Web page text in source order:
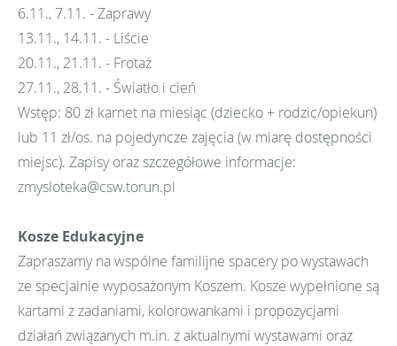
6.11., 7.11. - Zaprawy
13.11., 14.11. - Liście
20.11., 21.11. - Frotaż
27.11., 28.11. - Światło i cień
Wstęp: 80 zł karnet na miesiąc (dziecko + rodzic/opiekun)
lub 11 zł/os. na pojedyncze zajęcia (w miarę dostępności
miejsc). Zapisy oraz szczegółowe informacje:
zmysloteka@csw.torun.pl
Kosze Edukacyjne
Zapraszamy na wspólne familijne spacery po wystawach
ze specjalnie wyposażonym Koszem. Kosze wypełnione są
kartami z zadaniami, kolorowankami i propozycjami
działań związanych m.in. z aktualnymi wystawami oraz